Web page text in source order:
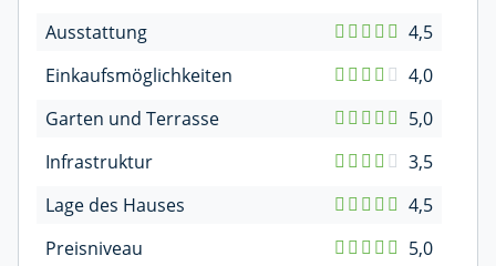
Ausstattung
4,5
Einkaufsmöglichkeiten
4,0
Garten und Terrasse
5,0
Infrastruktur
3,5
Lage des Hauses
4,5
Preisniveau
5,0